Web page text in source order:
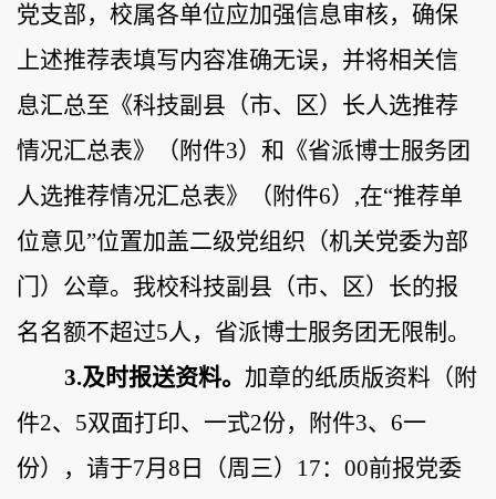
党支部，校属各单位应加强信息审核，确保
上述推荐表填写内容准确无误，并将相关信
息汇总至《科技副县 （市、区） 长人选推荐
情况汇总表》
（ 附件3） 和《省派博士服务团
人选推荐情况汇总表》
（ 附件6） ,在“推荐单
位意见”位置加盖二级党组织（机关党委为部
门）公章。 我校科技副县 （市、区） 长的报
名名额不超过5人， 省派博士服务团无限制。
3.及时报送资料。 加章的纸质版资料（附
件2、5双面打印、一式2份，附件3、6一
份）， 请于7月 8 日（周 三） 17：00前报党委